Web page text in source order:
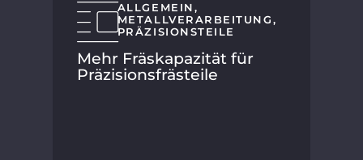
ALLGEMEIN ,
METALLVERARBEITUNG ,
PRÄZISIONSTEILE
Mehr Fräskapazität für
Präzisionsfrästeile